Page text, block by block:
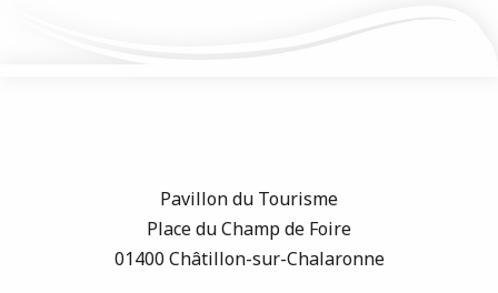
Pavillon du Tourisme
Place du Champ de Foire
01400 Châtillon-sur-Chalaronne